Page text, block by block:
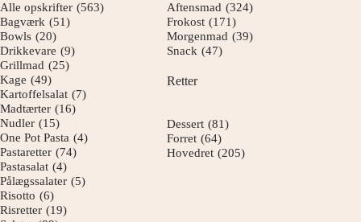
Alle opskrifter (563)
Bagværk (51)
Bowls (20)
Drikkevare (9)
Grillmad (25)
Kage (49)
Kartoffelsalat (7)
Madtærter (16)
Nudler (15)
One Pot Pasta (4)
Pastaretter (74)
Pastasalat (4)
Pålægssalater (5)
Risotto (6)
Risretter (19)
Aftensmad (324)
Frokost (171)
Morgenmad (39)
Snack (47)
Retter
Dessert (81)
Forret (64)
Hovedret (205)